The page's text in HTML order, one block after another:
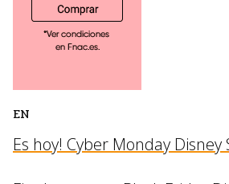
EN
Es hoy! Cyber Monday Disney